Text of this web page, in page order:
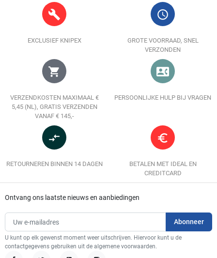
build
EXCLUSIEF KNIPEX
query_builder
GROTE VOORRAAD, SNEL
VERZONDEN
shopping_cart
VERZENDKOSTEN MAXIMAAL €
5,45 (NL), GRATIS VERZENDEN
VANAF € 145,-
contact_phone
PERSOONLIJKE HULP BIJ VRAGEN
compare_arrows
RETOURNEREN BINNEN 14 DAGEN
euro_symbol
BETALEN MET IDEAL EN
CREDITCARD
Ontvang ons laatste nieuws en aanbiedingen
U kunt op elk gewenst moment weer uitschrijven. Hiervoor kunt u de
contactgegevens gebruiken uit de algemene voorwaarden.